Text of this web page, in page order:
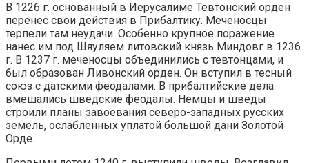
В 1226 г. основанный в Иерусалиме Тевтонский орден
перенес свои действия в Прибалтику. Меченосцы
терпели там неудачи. Особенно крупное поражение
нанес им под Шяуляем литовский князь Миндовг в 1236
г. В 1237 г. меченосцы объединились с тевтонцами, и
был образован Ливонский орден. Он вступил в тесный
союз с датскими феодалами. В прибалтийские дела
вмешались шведские феодалы. Немцы и шведы
строили планы завоевания северо-западных русских
земель, ослабленных уплатой большой дани Золотой
Орде.